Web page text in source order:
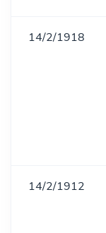
14/2/1918
14/2/1912